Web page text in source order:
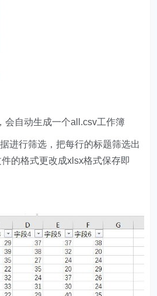
会自动生成一个all.csv工作簿
进行筛选，把每行的标题筛选出
的格式更改成xlsx格式保存即